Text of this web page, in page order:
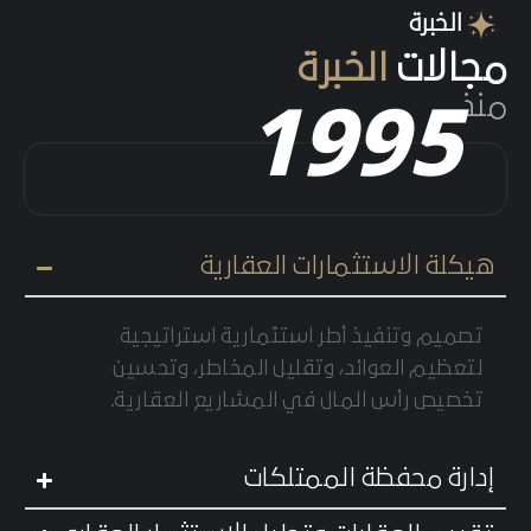
مجالات
منذ1995
تصميم وتنفيذ أطر استثمارية استراتيجية
لتعظيم العوائد، وتقليل المخاطر، وتحسين
تخصيص رأس المال في المشاريع العقارية.
تقييم العقارات وتحليل الاستثمار العقاري